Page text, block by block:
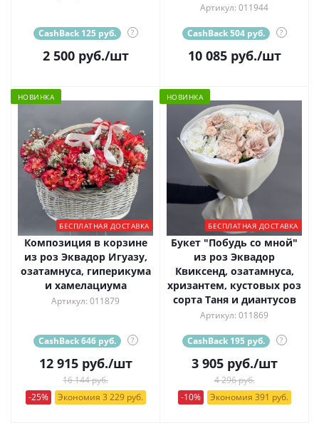
CashBack 125 руб. ?
2 500руб./шт
Артикул: 011944
CashBack 504 руб. ?
10 085руб./шт
НОВИНКА
БЕСПЛАТНАЯ ДОСТАВКА
Композиция в корзине
из роз Эквадор Игуазу,
озатамнуса, гиперикума
и хамелациума
Артикул: 011879
CashBack 646 руб. ?
12 915руб./шт
16 144 руб.
-25%
Экономия 3 229 руб.
НОВИНКА
БЕСПЛАТНАЯ ДОСТАВКА
Букет "Побудь со мной"
из роз Эквадор
Квиксенд, озатамнуса,
хризантем, кустовых роз
сорта Таня и диантусов
Артикул: 011869
CashBack 195 руб. ?
3 905руб./шт
4 296 руб.
-10%
Экономия 391 руб.